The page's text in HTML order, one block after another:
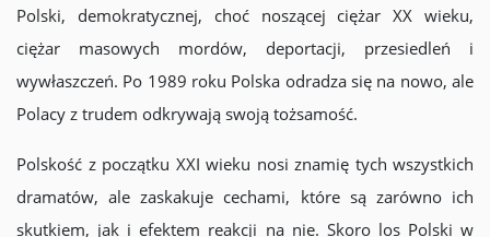
Polski, demokratycznej, choć noszącej ciężar XX wieku,
ciężar masowych mordów, deportacji, przesiedleń i
wywłaszczeń. Po 1989 roku Polska odradza się na nowo, ale
Polacy z trudem odkrywają swoją tożsamość.
Polskość z początku XXI wieku nosi znamię tych wszystkich
dramatów, ale zaskakuje cechami, które są zarówno ich
skutkiem, jak i efektem reakcji na nie. Skoro los Polski w